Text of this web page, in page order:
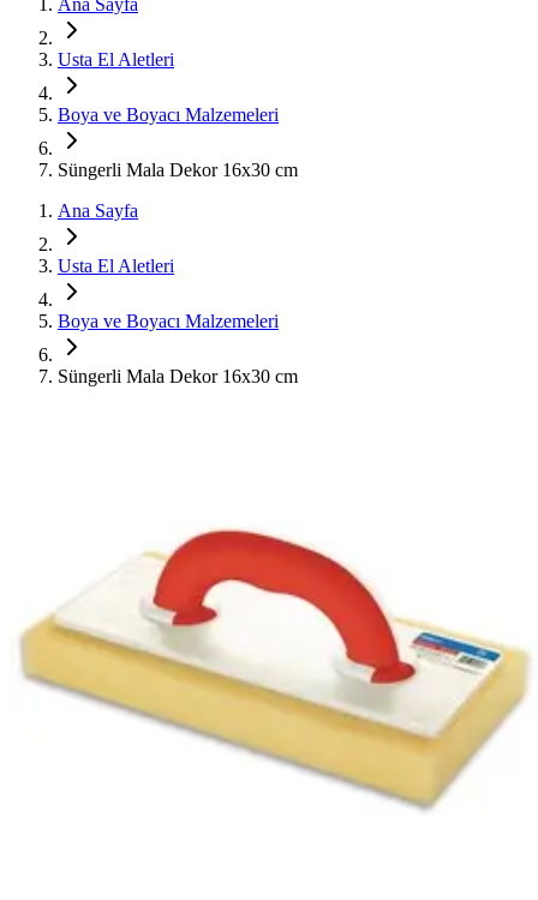
Ana Sayfa
Usta El Aletleri
Boya ve Boyacı Malzemeleri
Süngerli Mala Dekor 16x30 cm
Ana Sayfa
Usta El Aletleri
Boya ve Boyacı Malzemeleri
Süngerli Mala Dekor 16x30 cm